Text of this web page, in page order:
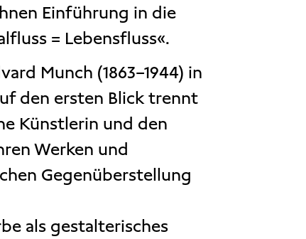
Einführung in die
= Lebensfluss«.
Munch (1863–1944) in
den ersten Blick trennt
Künstlerin und den
Werken und
Gegenüberstellung
als gestalterisches